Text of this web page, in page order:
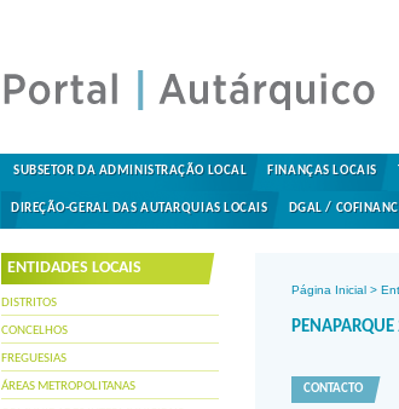
SUBSETOR DA ADMINISTRAÇÃO LOCAL FINANÇAS LOCAIS
DIREÇÃO-GERAL DAS AUTARQUIAS LOCAIS DGAL /
ENTIDADES LOCAIS
DISTRITOS
CONCELHOS
FREGUESIAS
ÁREAS METROPOLITANAS
Página Inicial >
CONTACTO